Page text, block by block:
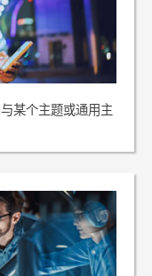
某个主题或通用主